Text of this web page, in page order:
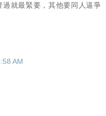
就最緊要，其他要同人逼爭
AM